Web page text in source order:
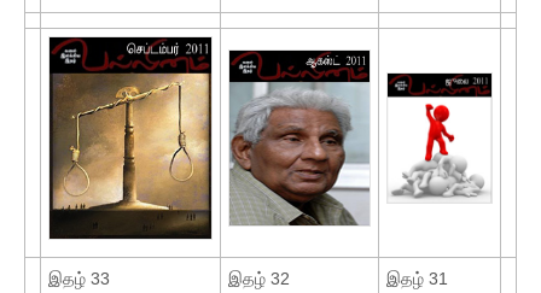
இதழ் 33 இதழ் 32 இதழ் 31